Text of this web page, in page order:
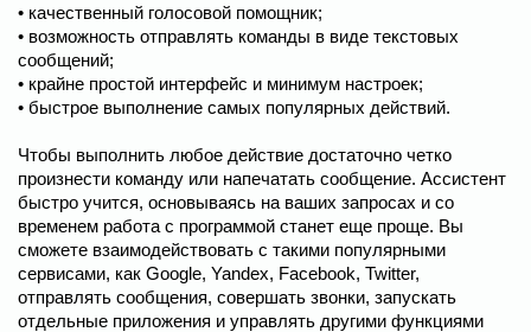
• качественный голосовой помощник;
• возможность отправлять команды в виде текстовых
сообщений;
• крайне простой интерфейс и минимум настроек;
• быстрое выполнение самых популярных действий.
Чтобы выполнить любое действие достаточно четко
произнести команду или напечатать сообщение. Ассистент
быстро учится, основываясь на ваших запросах и со
временем работа с программой станет еще проще. Вы
сможете взаимодействовать с такими популярными
сервисами, как Google, Yandex, Facebook, Twitter,
отправлять сообщения, совершать звонки, запускать
отдельные приложения и управлять другими функциями